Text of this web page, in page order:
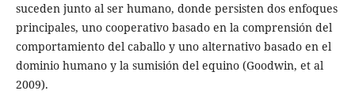
suceden junto al ser humano, donde persisten dos enfoques
principales, uno cooperativo basado en la comprensión del
comportamiento del caballo y uno alternativo basado en el
dominio humano y la sumisión del equino (Goodwin, et al
2009).